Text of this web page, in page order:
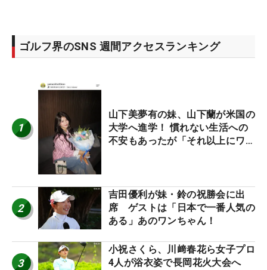
ゴルフ界のSNS 週間アクセスランキング
1
山下美夢有の妹、山下蘭が米国の
大学へ進学！ 慣れない生活への
不安もあったが「それ以上にワク
2
吉田優利が妹・鈴の祝勝会に出
席 ゲストは「日本で一番人気の
ある」あのワンちゃん！
3
小祝さくら、川﨑春花ら女子プロ
4人が浴衣姿で長岡花火大会へ